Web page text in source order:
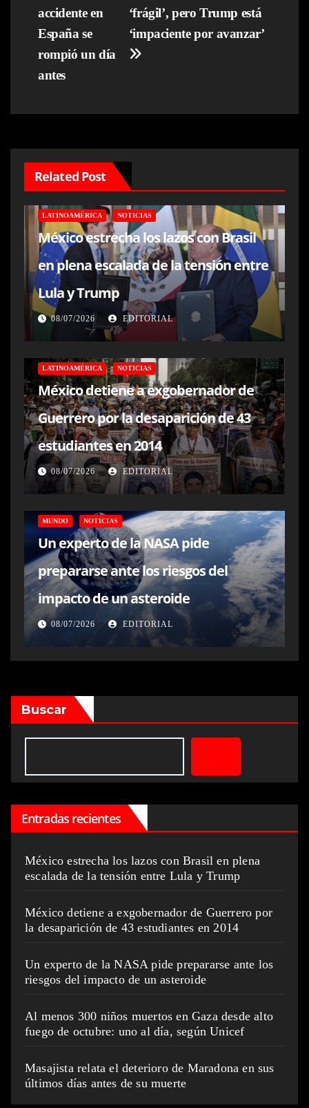
entradas
‘frágil’, pero Trump está
‘impaciente por avanzar’
accidente en
España se
rompió un día
antes
Related Post
LATINOAMÉRICA NOTICIAS
México estrecha los lazos con Brasil
en plena escalada de la tensión entre
Lula y Trump
08/07/2026 EDITORIAL
LATINOAMÉRICA NOTICIAS
México detiene a exgobernador de
Guerrero por la desaparición de 43
estudiantes en 2014
08/07/2026 EDITORIAL
MUNDO NOTICIAS
Un experto de la NASA pide
prepararse ante los riesgos del
impacto de un asteroide
08/07/2026 EDITORIAL
Buscar
Entradas recientes
México estrecha los lazos con Brasil en plena
escalada de la tensión entre Lula y Trump
México detiene a exgobernador de Guerrero por
la desaparición de 43 estudiantes en 2014
Un experto de la NASA pide prepararse ante los
riesgos del impacto de un asteroide
Al menos 300 niños muertos en Gaza desde alto
fuego de octubre: uno al día, según Unicef
Masajista relata el deterioro de Maradona en sus
últimos días antes de su muerte